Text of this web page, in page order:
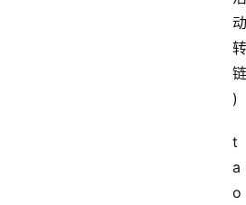
动
转
链
)
t
a
o